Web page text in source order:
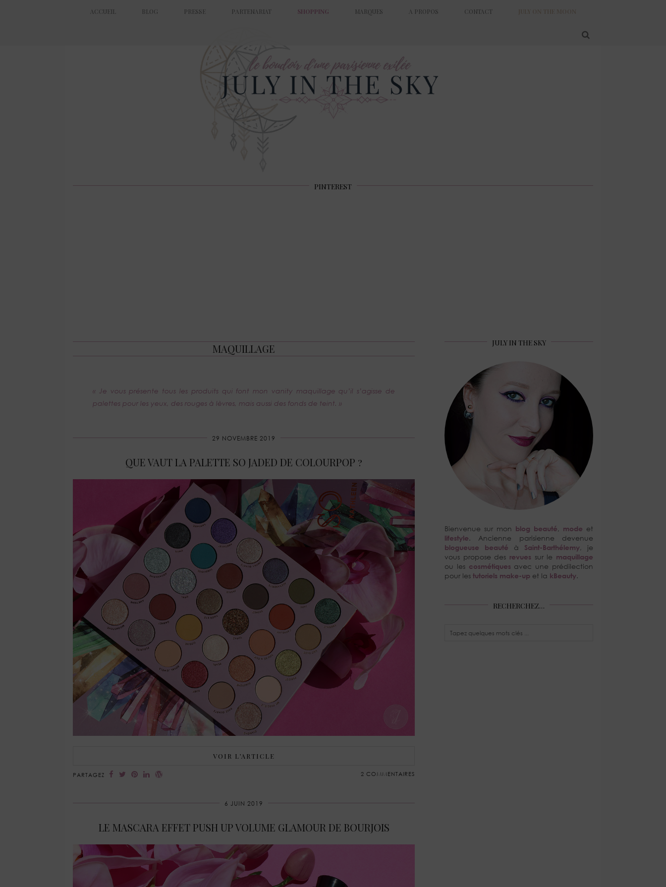
ACCUEIL BLOG PRESSE PARTENARIAT SHOPPING MARQUES A PROPOS CONTACT
PINTEREST
MAQUILLAGE
« Je vous présente tous les produits qui font mon vanity maquillage qu’il s’agisse de
palettes pour les yeux, des rouges à lèvres, mais aussi des fonds de teint. »
29 NOVEMBRE 2019
QUE VAUT LA PALETTE SO JADED DE COLOURPOP ?
VOIR L’ARTICLE
PARTAGEZ 2 COMMENTAIRES
6 JUIN 2019
LE MASCARA EFFET PUSH UP VOLUME GLAMOUR DE BOURJOIS
JULY IN THE SKY
Bienvenue sur mon blog beauté, mode et
lifestyle. Ancienne parisienne devenue
blogueuse beauté à Saint-Barthélemy, je
vous propose des revues sur le maquillage
ou les cosmétiques avec une prédilection
pour les tutoriels make-up et la kBeauty.
RECHERCHEZ…